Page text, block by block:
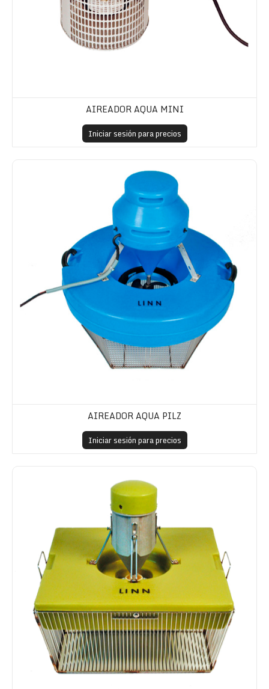
AIREADOR AQUA MINI
Iniciar sesión para precios
AIREADOR AQUA PILZ
Iniciar sesión para precios